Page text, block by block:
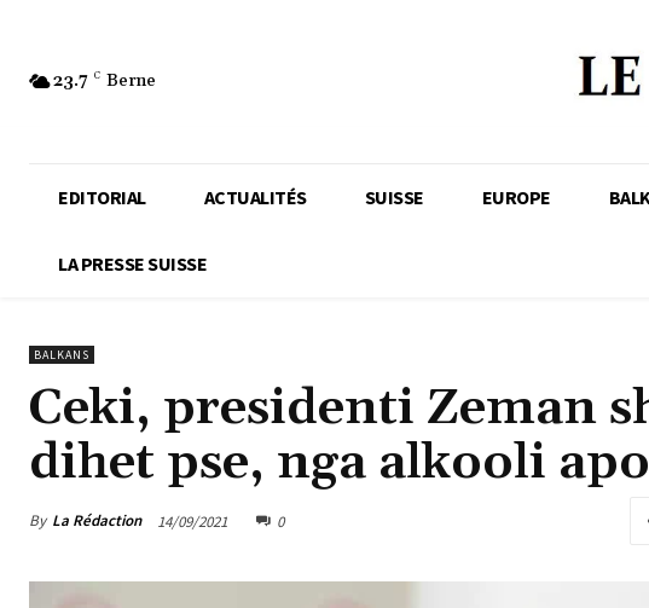
23.7 C Berne
EDITORIAL ACTUALITÉS SUISSE EUROPE
LA PRESSE SUISSE
BALKANS
Ceki, presidenti Zeman
dihet pse, nga alkooli
By La Rédaction 14/09/2021 0